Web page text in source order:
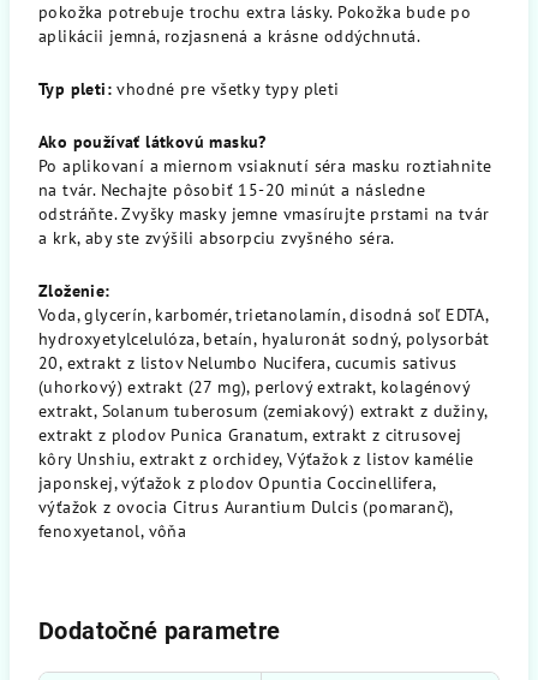
pokožka potrebuje trochu extra lásky. Pokožka bude po
aplikácii jemná, rozjasnená a krásne oddýchnutá.
Typ pleti: vhodné pre všetky typy pleti
Ako používať látkovú masku?
Po aplikovaní a miernom vsiaknutí séra masku roztiahnite
na tvár. Nechajte pôsobiť 15-20 minút a následne
odstráňte. Zvyšky masky jemne vmasírujte prstami na tvár
a krk, aby ste zvýšili absorpciu zvyšného séra.
Zloženie:
Voda, glycerín, karbomér, trietanolamín, disodná soľ EDTA,
hydroxyetylcelulóza, betaín, hyaluronát sodný, polysorbát
20, extrakt z listov Nelumbo Nucifera, cucumis sativus
(uhorkový) extrakt (27 mg), perlový extrakt, kolagénový
extrakt, Solanum tuberosum (zemiakový) extrakt z dužiny,
extrakt z plodov Punica Granatum, extrakt z citrusovej
kôry Unshiu, extrakt z orchidey, Výťažok z listov kamélie
japonskej, výťažok z plodov Opuntia Coccinellifera,
výťažok z ovocia Citrus Aurantium Dulcis (pomaranč),
fenoxyetanol, vôňa
Dodatočné parametre